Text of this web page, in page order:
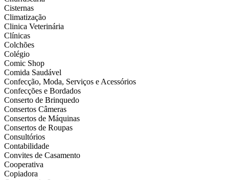
Cisternas
Climatização
Clinica Veterinária
Clínicas
Colchões
Colégio
Comic Shop
Comida Saudável
Confecção, Moda, Serviços e Acessórios
Confecções e Bordados
Conserto de Brinquedo
Consertos Câmeras
Consertos de Máquinas
Consertos de Roupas
Consultórios
Contabilidade
Convites de Casamento
Cooperativa
Copiadora